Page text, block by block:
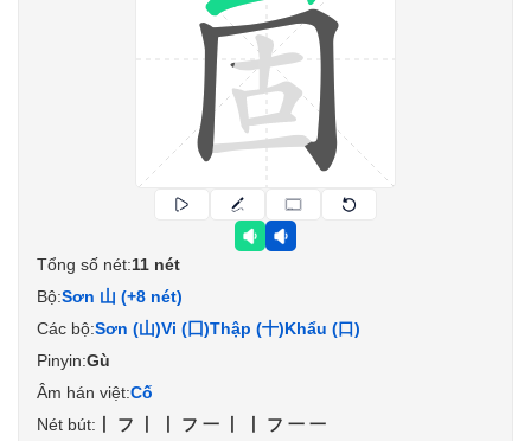
Tổng số nét:11 nét
Bộ:Sơn 山 (+8 nét)
Các bộ:Sơn (山)Vi (囗)Thập (十)Khẩu (口)
Pinyin:Gù
Âm hán việt:Cố
Nét bút: 丨フ丨丨フ一丨丨フ一一